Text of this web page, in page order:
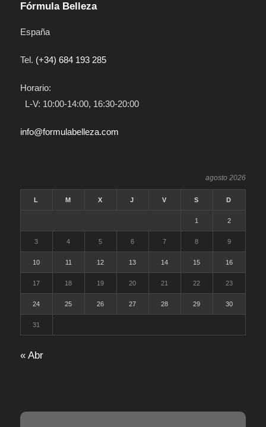
Fórmula Belleza
España
Tel. (+34) 684 193 285
Horario:
L-V: 10:00-14:00, 16:30-20:00
info@formulabelleza.com
agosto 2026
L M X J V S D
1 2
3 4 5 6 7 8 9
10 11 12 13 14 15 16
17 18 19 20 21 22 23
24 25 26 27 28 29 30
31
« Abr